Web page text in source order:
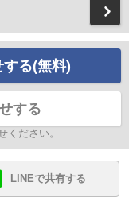
る(無料)
する
ください。
LINEで共有する